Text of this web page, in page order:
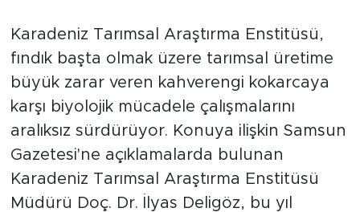
Karadeniz Tarımsal Araştırma Enstitüsü,
fındık başta olmak üzere tarımsal üretime
büyük zarar veren kahverengi kokarcaya
karşı biyolojik mücadele çalışmalarını
aralıksız sürdürüyor. Konuya ilişkin Samsun
Gazetesi'ne açıklamalarda bulunan
Karadeniz Tarımsal Araştırma Enstitüsü
Müdürü Doç. Dr. İlyas Deligöz, bu yıl